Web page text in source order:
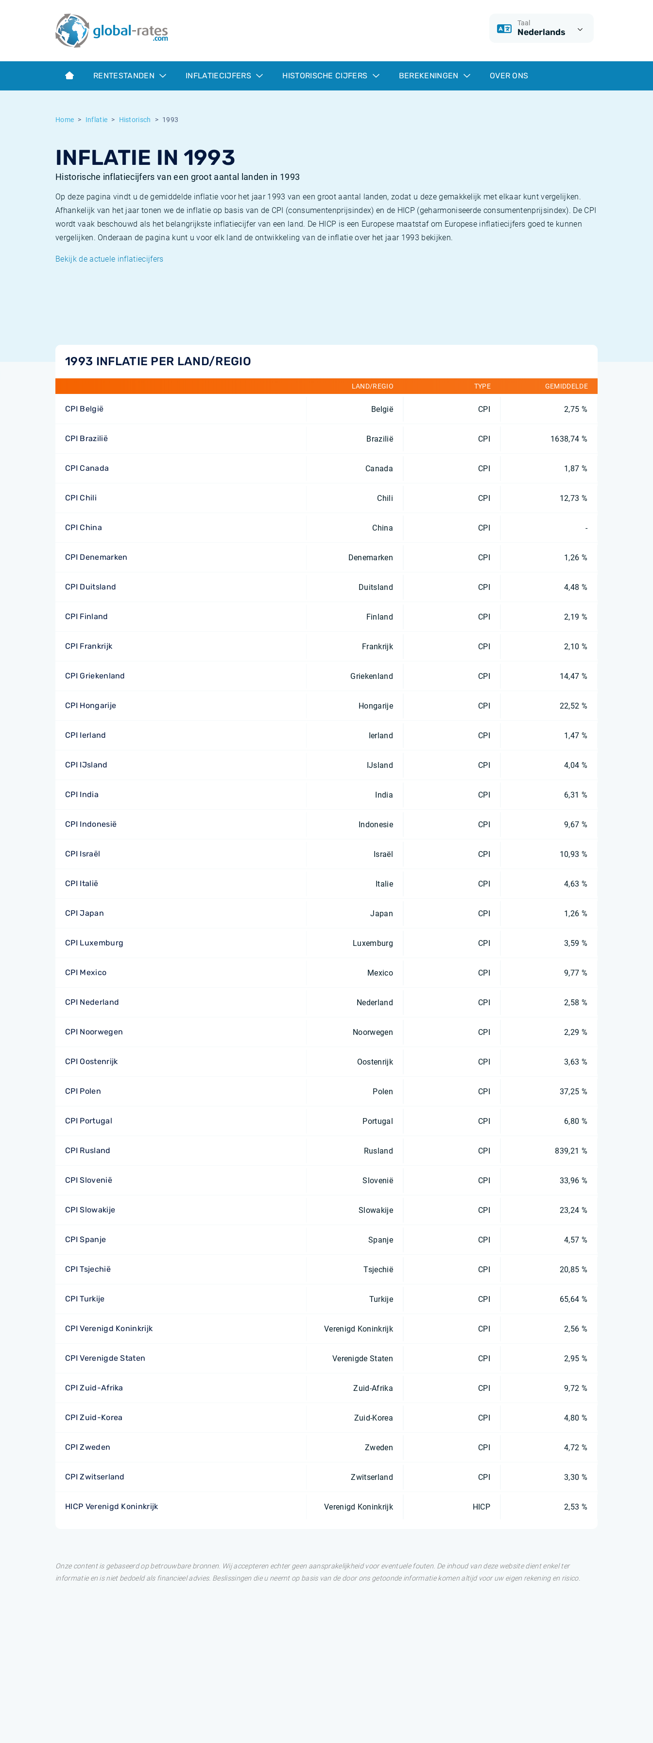
Taal
Nederlands
RENTESTANDEN INFLATIECIJFERS HISTORISCHE CIJFERS BEREKENINGEN OVER ONS
Home Inflatie Historisch 1993
INFLATIE IN 1993
Historische inflatiecijfers van een groot aantal landen in 1993
Op deze pagina vindt u de gemiddelde inflatie voor het jaar 1993 van een groot aantal landen, zodat u deze gemakkelijk met elkaar kunt vergelijken.
Afhankelijk van het jaar tonen we de inflatie op basis van de CPI (consumentenprijsindex) en de HICP (geharmoniseerde consumentenprijsindex). De CPI
wordt vaak beschouwd als het belangrijkste inflatiecijfer van een land. De HICP is een Europese maatstaf om Europese inflatiecijfers goed te kunnen
vergelijken. Onderaan de pagina kunt u voor elk land de ontwikkeling van de inflatie over het jaar 1993 bekijken.
Bekijk de actuele inflatiecijfers
1993 INFLATIE PER LAND/REGIO
LAND/REGIO TYPE GEMIDDELDE
CPI België België CPI 2,75 %
CPI Brazilië Brazilië CPI 1638,74 %
CPI Canada Canada CPI 1,87 %
CPI Chili Chili CPI 12,73 %
CPI China China CPI -
CPI Denemarken Denemarken CPI 1,26 %
CPI Duitsland Duitsland CPI 4,48 %
CPI Finland Finland CPI 2,19 %
CPI Frankrijk Frankrijk CPI 2,10 %
CPI Griekenland Griekenland CPI 14,47 %
CPI Hongarije Hongarije CPI 22,52 %
CPI Ierland Ierland CPI 1,47 %
CPI IJsland IJsland CPI 4,04 %
CPI India India CPI 6,31 %
CPI Indonesië Indonesie CPI 9,67 %
CPI Israël Israël CPI 10,93 %
CPI Italië Italie CPI 4,63 %
CPI Japan Japan CPI 1,26 %
CPI Luxemburg Luxemburg CPI 3,59 %
CPI Mexico Mexico CPI 9,77 %
CPI Nederland Nederland CPI 2,58 %
CPI Noorwegen Noorwegen CPI 2,29 %
CPI Oostenrijk Oostenrijk CPI 3,63 %
CPI Polen Polen CPI 37,25 %
CPI Portugal Portugal CPI 6,80 %
CPI Rusland Rusland CPI 839,21 %
CPI Slovenië Slovenië CPI 33,96 %
CPI Slowakije Slowakije CPI 23,24 %
CPI Spanje Spanje CPI 4,57 %
CPI Tsjechië Tsjechië CPI 20,85 %
CPI Turkije Turkije CPI 65,64 %
CPI Verenigd Koninkrijk Verenigd Koninkrijk CPI 2,56 %
CPI Verenigde Staten Verenigde Staten CPI 2,95 %
CPI Zuid-Afrika Zuid-Afrika CPI 9,72 %
CPI Zuid-Korea Zuid-Korea CPI 4,80 %
CPI Zweden Zweden CPI 4,72 %
CPI Zwitserland Zwitserland CPI 3,30 %
HICP Verenigd Koninkrijk Verenigd Koninkrijk HICP 2,53 %
Onze content is gebaseerd op betrouwbare bronnen. Wij accepteren echter geen aansprakelijkheid voor eventuele fouten. De inhoud van deze website dient enkel ter
informatie en is niet bedoeld als financieel advies. Beslissingen die u neemt op basis van de door ons getoonde informatie komen altijd voor uw eigen rekening en risico.
Term SOFR
Wat is CPI inflatie?
Wat is HICP inflatie?
Europese inflatie - HICP
Euribor historie
ESTER historie
Historische inflatie
Inflatiecalculator